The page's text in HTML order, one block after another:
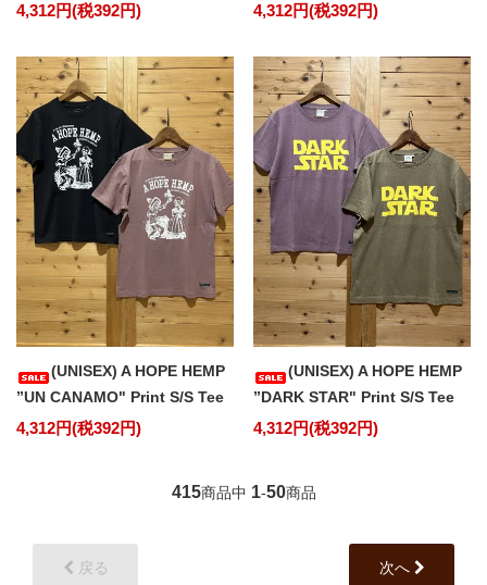
4,312円(税392円) 4,312円(税392円)
(UNISEX) A HOPE HEMP
”UN CANAMO" Print S/S Tee
4,312円(税392円)
(UNISEX) A HOPE HEMP
”DARK STAR" Print S/S Tee
4,312円(税392円)
415商品中 1-50商品
戻る 次へ